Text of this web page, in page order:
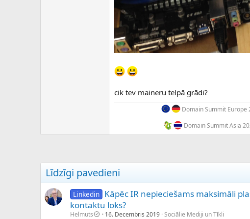
cik tev maineru telpā grādi?
Domain Summit Europe
Domain Summit Asia
Līdzīgi pavedieni
Linkedin Kāpēc IR nepieciešams maksimāli
kontaktu loks?
Helmuts 16. Decembris 2019 Sociālie Mediji un Tīkli